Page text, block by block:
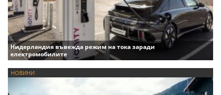
Нидерландия въвежда режим на тока заради
електромобилите
НОВИНИ